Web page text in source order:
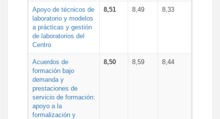
Apoyo de técnicos de
laboratorio y modelos
a prácticas y gestión
de laboratorios del
Centro
8,51 8,49 8,33
Acuerdos de
formación bajo
demanda y
prestaciones de
servicio de formación:
apoyo a la
formalización y
8,50 8,59 8,44